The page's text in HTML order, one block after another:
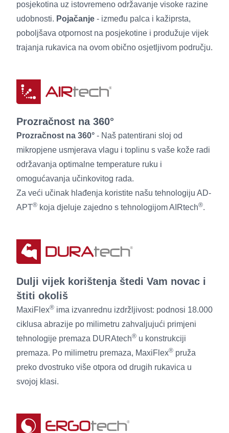
posjekotina uz istovremeno održavanje visoke razine
udobnosti. Pojačanje - između palca i kažiprsta,
poboljšava otpornost na posjekotine i produžuje vijek
trajanja rukavica na ovom obično osjetljivom području.
Prozračnost na 360°
Prozračnost na 360° - Naš patentirani sloj od
mikropjene usmjerava vlagu i toplinu s vaše kože radi
održavanja optimalne temperature ruku i
omogućavanja učinkovitog rada.
Za veći učinak hlađenja koristite našu tehnologiju AD-
APT® koja djeluje zajedno s tehnologijom AIRtech®.
Dulji vijek korištenja štedi Vam novac i
štiti okoliš
MaxiFlex® ima izvanrednu izdržljivost: podnosi 18.000
ciklusa abrazije po milimetru zahvaljujući primjeni
tehnologije premaza DURAtech® u konstrukciji
premaza. Po milimetru premaza, MaxiFlex® pruža
preko dvostruko više otpora od drugih rukavica u
svojoj klasi.